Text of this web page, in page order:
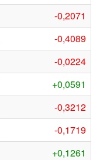
-0,2071
-0,4089
-0,0224
+0,0591
-0,3212
-0,1719
+0,1261